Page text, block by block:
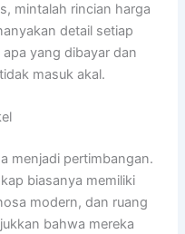
mintalah rincian harga
detail setiap
yang dibayar dan
masuk akal.
menjadi pertimbangan.
biasanya memiliki
modern, dan ruang
bahwa mereka